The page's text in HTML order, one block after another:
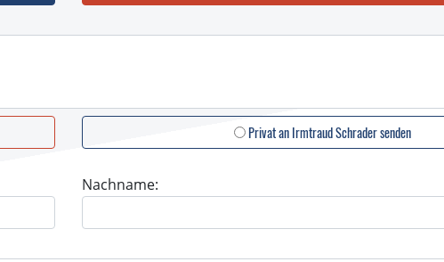
Privat an Irmtraud Schrader senden
Nachname: